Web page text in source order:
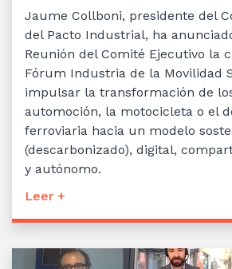
Jaume Collboni, presidente del
del Pacto Industrial, ha
Reunión del Comité Ejecutivo la
Fórum Industria de la Movilidad
impulsar la transformación de
automoción, la motocicleta o el
ferroviaria hacia un modelo
(descarbonizado), digital,
y autónomo.
Leer +